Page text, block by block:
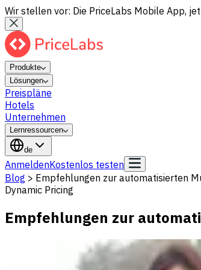
Wir stellen vor: Die PriceLabs Mobile App,
Produkte
Lösungen
Preispläne
Hotels
Unternehmen
Lernressourcen
de
AnmeldenKostenlos testen
Blog > Empfehlungen zur automatisierten
Dynamic Pricing
Empfehlungen zur